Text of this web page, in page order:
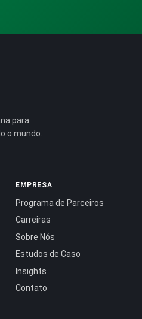
para
o mundo.
EMPRESA
Programa de Parceiros
Carreiras
Sobre Nós
Estudos de Caso
Insights
Contato